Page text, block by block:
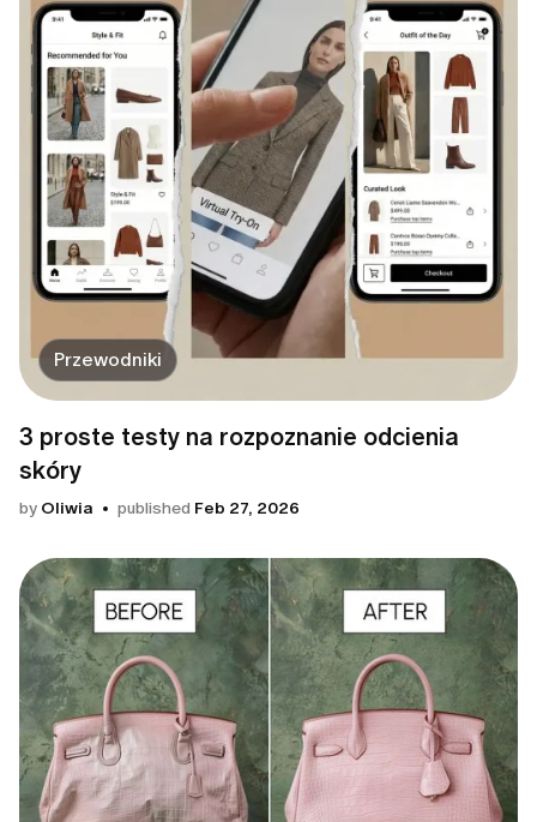
Przewodniki
3 proste testy na rozpoznanie odcienia
skóry
by Oliwia published Feb 27, 2026